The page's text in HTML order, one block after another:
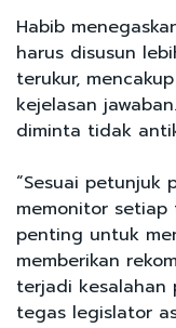
Habib
harus disusun
terukur,
kejelasan
diminta tidak
“Sesuai petunjuk
memonitor setiap
penting untuk
memberikan
terjadi kesalahan
tegas legislator